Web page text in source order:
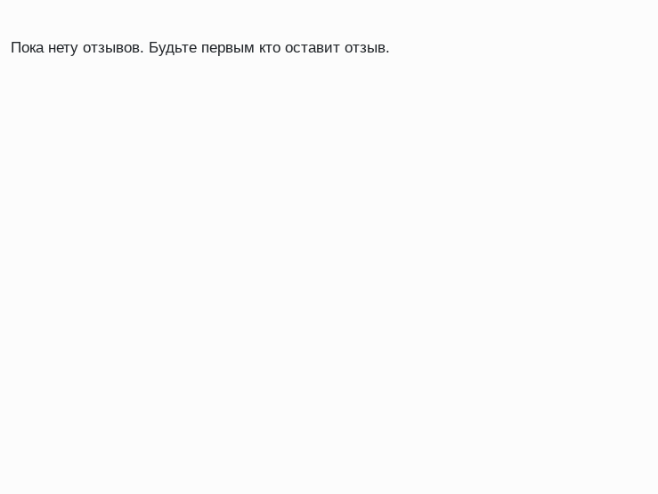
Пока нету отзывов. Будьте первым кто оставит отзыв.